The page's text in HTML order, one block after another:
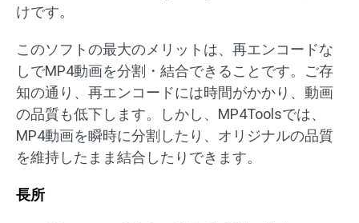
けです。
このソフトの最大のメリットは、再エンコードな
しでMP4動画を分割・結合できることです。ご存
知の通り、再エンコードには時間がかかり、動画
の品質も低下します。しかし、MP4Toolsでは、
MP4動画を瞬時に分割したり、オリジナルの品質
を維持したまま結合したりできます。
長所